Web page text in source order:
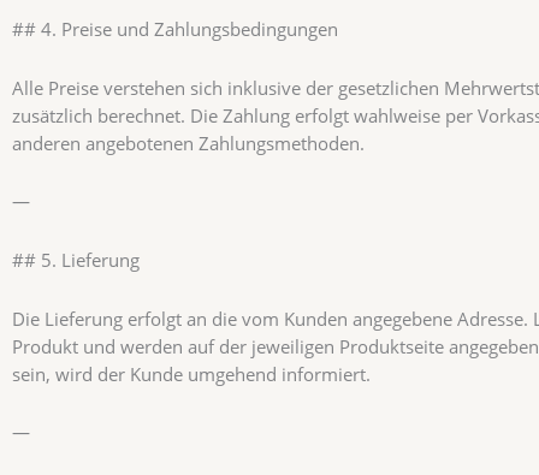
## 4. Preise und Zahlungsbedingungen
Alle Preise verstehen sich inklusive der gesetzlichen
zusätzlich berechnet. Die Zahlung erfolgt wahlweise per
anderen angebotenen Zahlungsmethoden.
—
## 5. Lieferung
Die Lieferung erfolgt an die vom Kunden angegebene
Produkt und werden auf der jeweiligen Produktseite
sein, wird der Kunde umgehend informiert.
—